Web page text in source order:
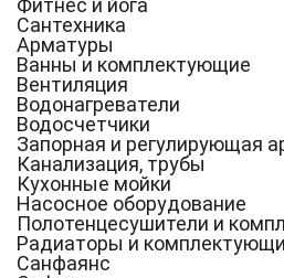
Фитнес и йога
Сантехника
Арматуры
Ванны и комплектующие
Вентиляция
Водонагреватели
Водосчетчики
Запорная и регулирующая
Канализация, трубы
Кухонные мойки
Насосное оборудование
Полотенцесушители и
Радиаторы и
Санфаянс